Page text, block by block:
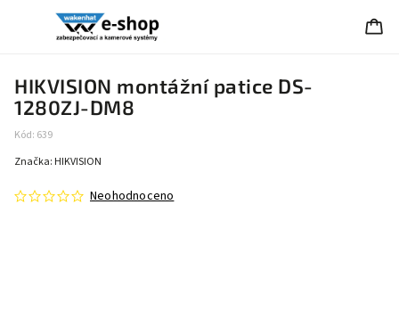
HIKVISION montážní patice DS-
1280ZJ-DM8
Kód: 639
Neohodnoceno
Značka: HIKVISION